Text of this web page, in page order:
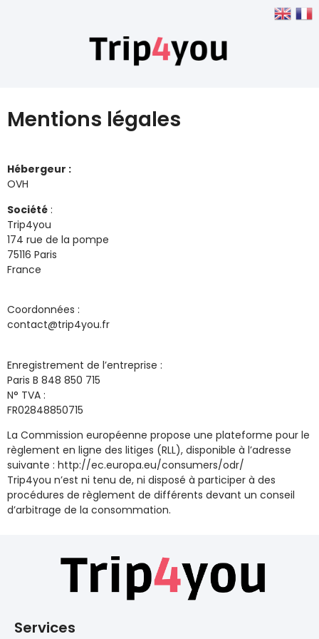
Mentions légales
Hébergeur :
OVH
Société :
Trip4you
174 rue de la pompe
75116 Paris
France
Coordonnées :
contact@trip4you.fr
Enregistrement de l’entreprise :
Paris B 848 850 715
N° TVA :
FR02848850715
La Commission européenne propose une plateforme pour le
règlement en ligne des litiges (RLL), disponible à l’adresse
suivante : http://ec.europa.eu/consumers/odr/
Trip4you n’est ni tenu de, ni disposé à participer à des
procédures de règlement de différents devant un conseil
d’arbitrage de la consommation.
Services